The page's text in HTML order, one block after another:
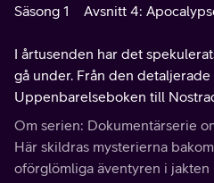
Säsong 1 Avsnitt 4:
I årtusenden har det
gå under. Från den
Uppenbarelseboken till
och med tron på förödelse
stjärna.
Om serien: Dokumentärserie
Här skildras mysterierna
oförglömliga äventyren i jakten